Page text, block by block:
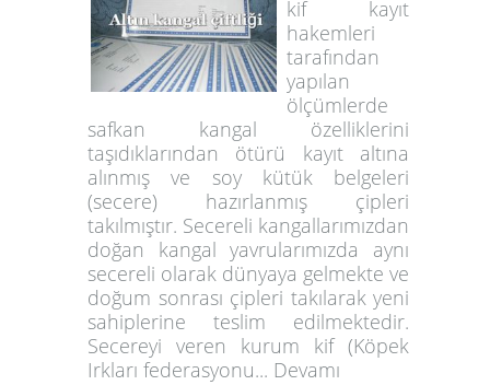
kif kayıt
hakemleri
tarafından
yapılan
ölçümlerde
safkan kangal özelliklerini
taşıdıklarından ötürü kayıt altına
alınmış ve soy kütük belgeleri
(secere) hazırlanmış çipleri
takılmıştır. Secereli kangallarımızdan
doğan kangal yavrularımızda aynı
secereli olarak dünyaya gelmekte ve
doğum sonrası çipleri takılarak yeni
sahiplerine teslim edilmektedir.
Secereyi veren kurum kif (Köpek
Irkları federasyonu... Devamı